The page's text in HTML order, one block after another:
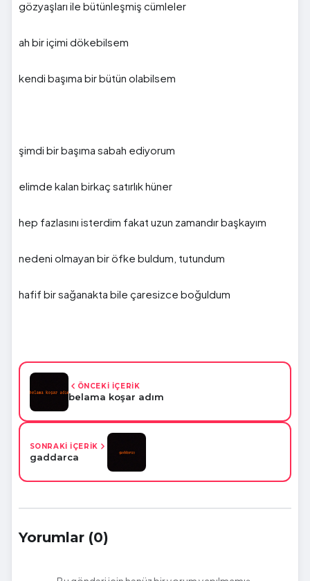
gözyaşları ile bütünleşmiş cümleler
ah bir içimi dökebilsem
kendi başıma bir bütün olabilsem
şimdi bir başıma sabah ediyorum
elimde kalan birkaç satırlık hüner
hep fazlasını isterdim fakat uzun zamandır başkayım
nedeni olmayan bir öfke buldum, tutundum
hafif bir sağanakta bile çaresizce boğuldum
ÖNCEKİ İÇERİK
belama koşar adım
SONRAKİ İÇERİK
gaddarca
Yorumlar (0)